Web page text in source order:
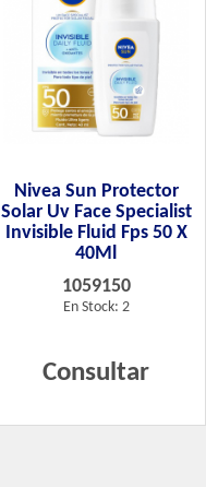
Nivea Sun Protector
Solar Uv Face Specialist
Invisible Fluid Fps 50 X
40Ml
1059150
En Stock: 2
Consultar